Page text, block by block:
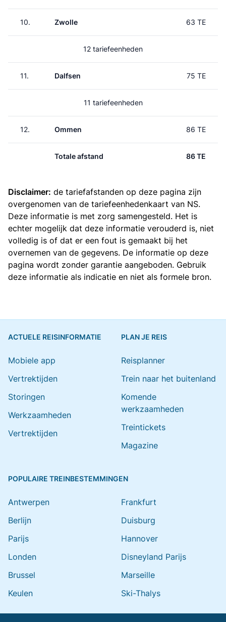
10. Zwolle 63 TE
12 tariefeenheden
11. Dalfsen 75 TE
11 tariefeenheden
12. Ommen 86 TE
Totale afstand 86 TE
Disclaimer: de tariefafstanden op deze pagina zijn
overgenomen van de tariefeenhedenkaart van NS.
Deze informatie is met zorg samengesteld. Het is
echter mogelijk dat deze informatie verouderd is, niet
volledig is of dat er een fout is gemaakt bij het
overnemen van de gegevens. De informatie op deze
pagina wordt zonder garantie aangeboden. Gebruik
deze informatie als indicatie en niet als formele bron.
ACTUELE REISINFORMATIE
Mobiele app
Vertrektijden
Storingen
Werkzaamheden
Vertrektijden
PLAN JE REIS
Reisplanner
Trein naar het buitenland
Komende
werkzaamheden
Treintickets
Magazine
POPULAIRE TREINBESTEMMINGEN
Antwerpen
Berlijn
Parijs
Londen
Brussel
Keulen
Frankfurt
Duisburg
Hannover
Disneyland Parijs
Marseille
Ski-Thalys